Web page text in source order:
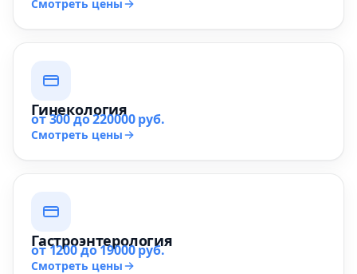
Смотреть цены
Гинекология
от 300 до 220000 руб.
Смотреть цены
Гастроэнтерология
от 1200 до 19000 руб.
Смотреть цены